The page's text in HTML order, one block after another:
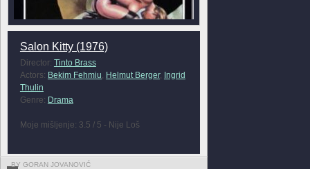
Salon Kitty (1976)
Director: Tinto Brass
Actors: Bekim Fehmiu, Helmut Berger, Ingrid
Thulin
Genre: Drama
Moje mišljenje: 3.5 / 5 - Nije Loš
BY GORAN JOVANOVIĆ